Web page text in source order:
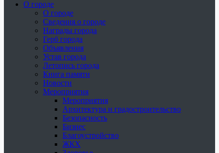
О городе
О городе
Сведения о городе
Награды города
Герб города
Объявления
Устав города
Летопись города
Книга памяти
Новости
Мероприятия
Мероприятия
Архитектура и градостроительство
Безопасность
Бизнес
Благоустройство
ЖКХ